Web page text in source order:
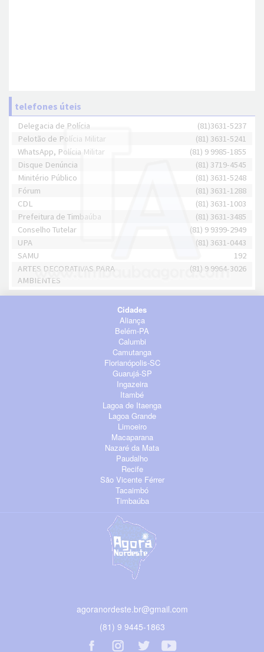
telefones úteis
Delegacia de Polícia
(81)3631-5237
Pelotão de Polícia Militar
(81) 3631-5241
WhatsApp, Polícia Militar
(81) 9 9985-1855
Disque Denúncia
(81) 3719-4545
Minitério Público
(81) 3631-5248
Fórum
(81) 3631-1288
CDL
(81) 3631-1003
Prefeitura de Timbaúba
(81) 3631-3485
Conselho Tutelar
(81) 9 9399-2949
UPA
(81) 3631-0443
SAMU
192
ARTES DECORATIVAS PARA
AMBIENTES
(81) 9 9964-3026
Cidades
Aliança
Belém-PA
Calumbi
Camutanga
Florianópolis-SC
Guarujá-SP
Ingazeira
Itambé
Lagoa de Itaenga
Lagoa Grande
Limoeiro
Macaparana
Nazaré da Mata
Paudalho
Recife
São Vicente Férrer
Tacaimbó
Timbaúba
agoranordeste.br@gmail.com
(81) 9 9445-1863